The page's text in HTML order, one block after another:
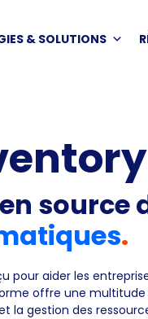
& SOLUTIONS
source
.
pour aider les
offre une
la gestion des